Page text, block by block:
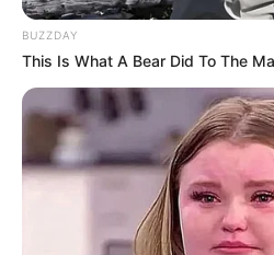
BUZZDAY
This Is What A Bear Did To The